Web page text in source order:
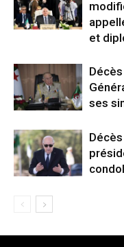
et
ses